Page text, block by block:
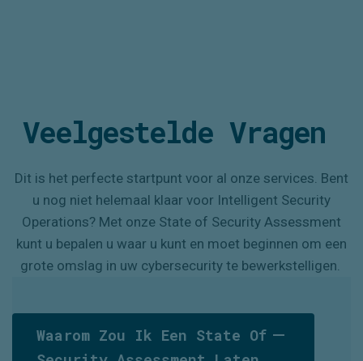
VeelgesteldeVragen
Dit is het perfecte startpunt voor al onze services. Bent
u nog niet helemaal klaar voor Intelligent Security
Operations? Met onze State of Security Assessment
kunt u bepalen u waar u kunt en moet beginnen om een
grote omslag in uw cybersecurity te bewerkstelligen.
Waarom Zou Ik Een State Of